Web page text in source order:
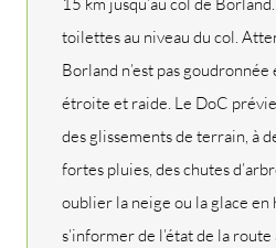
15 km jusqu’au col de
toilettes au niveau du col.
Borland n’est pas
étroite et raide. Le DoC
des glissements de terrain, à
fortes pluies, des chutes
oublier la neige ou la glace
s’informer de l’état de la route